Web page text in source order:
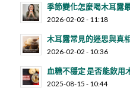
季節變化怎麼喝木耳露
2026-02-02 - 11:18
木耳露常見的迷思與真
2026-02-02 - 10:36
血糖不穩定 是否能飲用
2025-08-15 - 10:44